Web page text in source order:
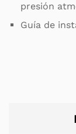
presión
Guía de